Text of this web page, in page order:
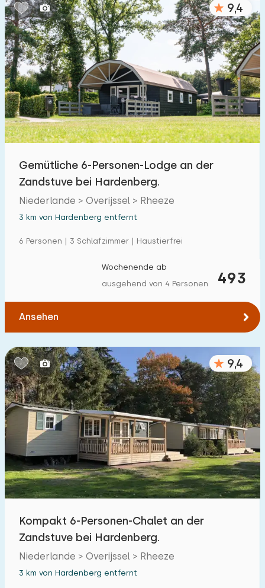
9,4
Gemütliche 6-Personen-Lodge an der
Zandstuve bei Hardenberg.
Niederlande > Overijssel > Rheeze
3 km von Hardenberg entfernt
6 Personen | 3 Schlafzimmer | Haustierfrei
493
Wochenende ab
ausgehend von 4 Personen
Ansehen
9,4
Kompakt 6-Personen-Chalet an der
Zandstuve bei Hardenberg.
Niederlande > Overijssel > Rheeze
3 km von Hardenberg entfernt